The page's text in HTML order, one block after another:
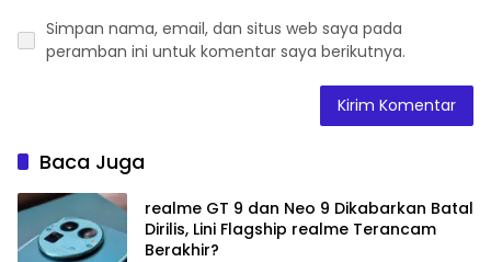
Simpan nama, email, dan situs web saya pada
peramban ini untuk komentar saya berikutnya.
Baca Juga
realme GT 9 dan Neo 9 Dikabarkan Batal
Dirilis, Lini Flagship realme Terancam
Berakhir?